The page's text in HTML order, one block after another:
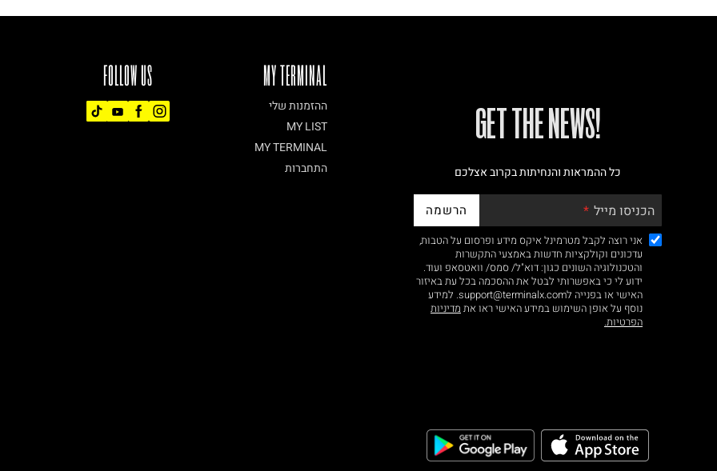
FOLLOW US MY TERMINAL
ההזמנות שלי
MY LIST
MY TERMINAL
התחברות
!GET THE NEWS
כל ההמראות והנחיתות בקרוב אצלכם
הכניסו מייל הרשמה
אני רוצה לקבל מטרמינל איקס מידע ופרסום על הטבות,
עדכונים וקולקציות חדשות באמצעי התקשרות
והטכנולוגיה השונים כגון: דוא"ל/ סמס/ וואטסאפ ועוד.
ידוע לי כי באפשרותי לבטל את ההסכמה בכל עת באיזור
האישי או בפנייה לsupport@terminalx.com. למידע
נוסף על אופן השימוש במידע האישי ראו את מדיניות
הפרטיות.